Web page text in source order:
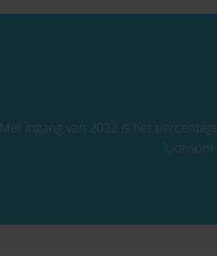
Met ingang van 2022 is het
loonsom